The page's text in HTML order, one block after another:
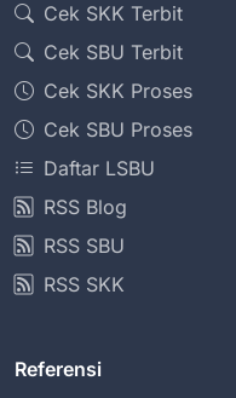
Cek SKK Terbit
Cek SBU Terbit
Cek SKK Proses
Cek SBU Proses
Daftar LSBU
RSS Blog
RSS SBU
RSS SKK
Referensi